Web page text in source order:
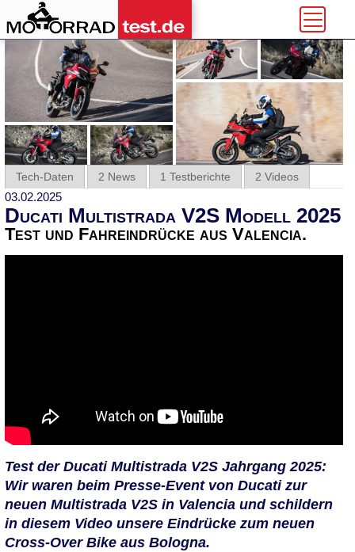
Tech-Daten 2 News 1 Testberichte 2 Videos
03.02.2025
Ducati Multistrada V2S Modell 2025
Test und Fahreindrücke aus Valencia.
Test der Ducati Multistrada V2S Jahrgang 2025:
Wir waren beim Presse-Event von Ducati zur
neuen Multistrada V2S in Valencia und schildern
in diesem Video unsere Eindrücke zum neuen
Cross-Over Bike aus Bologna.